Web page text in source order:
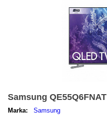
Samsung QE55Q6FNAT
Marka:
Samsung